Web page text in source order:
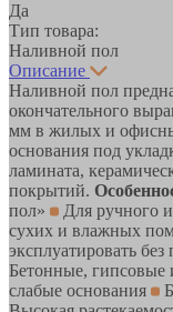
Да
Тип товара:
Наливной пол
Описание
Наливной пол
окончательного
мм в жилых и
основания под
ламината,
покрытий.
пол»
Для ручного
сухих и влажных
эксплуатировать
Бетонные, гипсовые
слабые основания